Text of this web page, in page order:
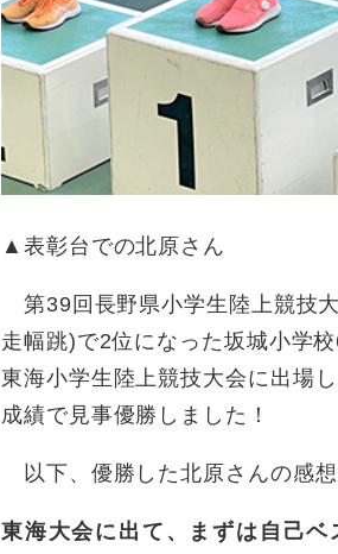
▲表彰台での北原さん
第39回長野県小学生陸上競技
走幅跳)で2位になった坂城小学
東海小学生陸上競技大会に出場
成績で見事優勝しました！
以下、優勝した北原さんの感想
東海大会に出て、まずは自己